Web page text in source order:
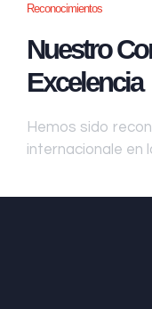
Reconocimientos
Nuestro
Excelencia
Hemos sido
internacionale en